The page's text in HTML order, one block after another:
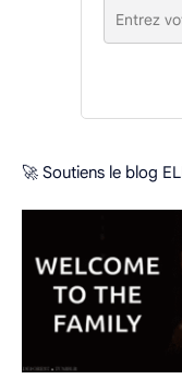
🚀 Soutiens le blog